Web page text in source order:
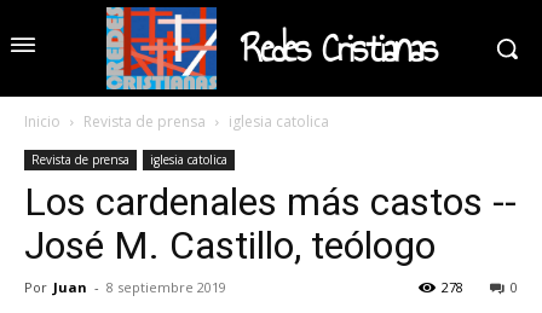
Redes Cristianas
Inicio Revista de prensa iglesia catolica
Revista de prensa iglesia catolica
Los cardenales más castos --
José M. Castillo, teólogo
Por Juan - 8 septiembre 2019 0
278